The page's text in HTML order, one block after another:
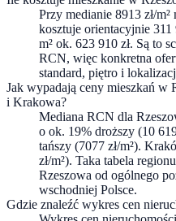
Przy medianie 8913 zł/
kosztuje orientacyjnie 311
m² ok. 623 910 zł. Są to
RCN, więc konkretna
standard, piętro i
Jak wypadają ceny mieszkań w
i Krakowa?
Mediana RCN dla
o ok. 19% droższy (10
tańszy (7077 zł/m²).
zł/m²). Taka tabela
Rzeszowa od ogólnego
wschodniej Polsce.
Gdzie znaleźć wykres cen